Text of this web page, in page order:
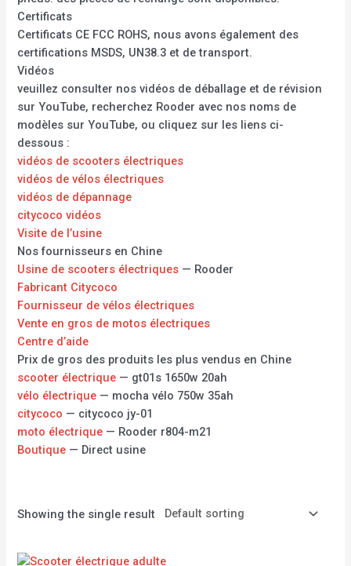
Certificats
Certificats CE FCC ROHS, nous avons également des
certifications MSDS, UN38.3 et de transport.
Vidéos
veuillez consulter nos vidéos de déballage et de révision
sur YouTube, recherchez Rooder avec nos noms de
modèles sur YouTube, ou cliquez sur les liens ci-
dessous :
vidéos de scooters électriques
vidéos de vélos électriques
vidéos de dépannage
citycoco vidéos
Visite de l’usine
Nos fournisseurs en Chine
Usine de scooters électriques — Rooder
Fabricant Citycoco
Fournisseur de vélos électriques
Vente en gros de motos électriques
Centre d’aide
Prix de gros des produits les plus vendus en Chine
scooter électrique — gt01s 1650w 20ah
vélo électrique — mocha vélo 750w 35ah
citycoco — citycoco jy-01
moto électrique — Rooder r804-m21
Boutique — Direct usine
Showing the single result